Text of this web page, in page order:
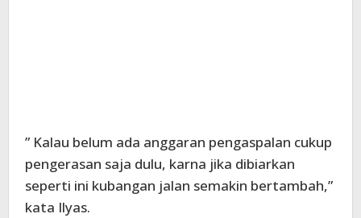
” Kalau belum ada anggaran pengaspalan cukup
pengerasan saja dulu, karna jika dibiarkan
seperti ini kubangan jalan semakin bertambah,”
kata Ilyas.